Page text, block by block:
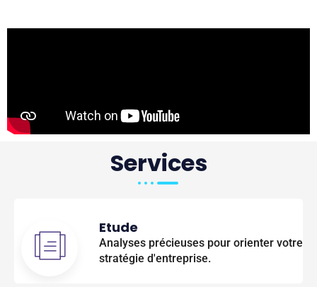
Services
Etude
Analyses précieuses pour orienter votre
stratégie d'entreprise.